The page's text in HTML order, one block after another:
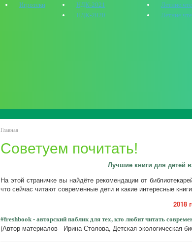
Игротеки
НДК-2021
НДК-2020
Летние
Летние
Главная
Советуем почитать!
Лучшие книги для детей
На этой страничке вы найдёте рекомендации от
что сейчас читают современные дети и какие интересные
2018
#freshbook - авторский паблик для тех, кто любит читать
(Автор материалов - Ирина Столова, Детская экологическая